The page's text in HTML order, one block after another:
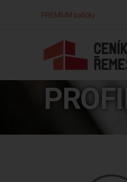
PREMIUM balíčky